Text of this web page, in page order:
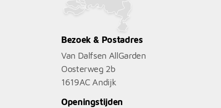
Bezoek & Postadres
Van Dalfsen AllGarden
Oosterweg 2b
1619AC Andijk
Openingstijden